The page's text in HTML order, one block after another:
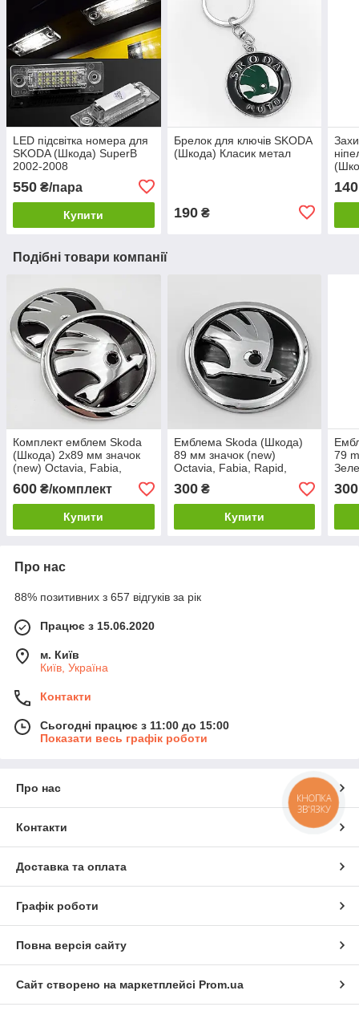
LED підсвітка номера для
SKODA (Шкода) SuperB
2002-2008
550 ₴/пара
Купити
Брелок для ключів SKODA
(Шкода) Класик метал
190₴
140
Подібні товари компанії
Комплект емблем Skoda
(Шкода) 2х89 мм значок
(new) Octavia, Fabia,
Rapid, Superb - 2 штуки
600 ₴/комплект
Купити
Емблема Skoda (Шкода)
89 мм значок (new)
Octavia, Fabia, Rapid,
Superb
300₴
Купити
79
300
Про нас
88% позитивних з 657 відгуків за рік
Працює з 15.06.2020
м. Київ
Київ, Україна
Контакти
Сьогодні працює з 11:00 до 15:00
Показати весь графік роботи
Про нас
Контакти
Доставка та оплата
Графік роботи
Повна версія сайту
Сайт створено на маркетплейсі Prom.ua
КНОПКА
ЗВ'ЯЗКУ